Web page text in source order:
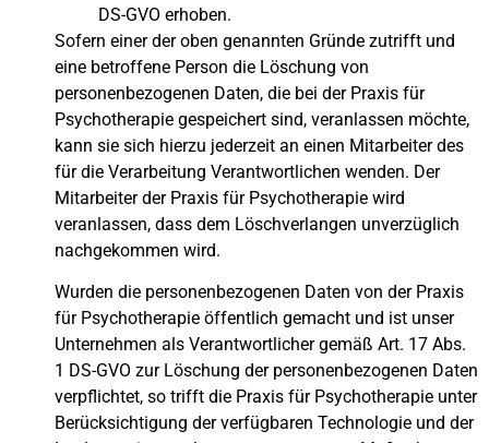
DS-GVO erhoben.
Sofern einer der oben genannten Gründe zutrifft und
eine betroffene Person die Löschung von
personenbezogenen Daten, die bei der Praxis für
Psychotherapie gespeichert sind, veranlassen möchte,
kann sie sich hierzu jederzeit an einen Mitarbeiter des
für die Verarbeitung Verantwortlichen wenden. Der
Mitarbeiter der Praxis für Psychotherapie wird
veranlassen, dass dem Löschverlangen unverzüglich
nachgekommen wird.
Wurden die personenbezogenen Daten von der Praxis
für Psychotherapie öffentlich gemacht und ist unser
Unternehmen als Verantwortlicher gemäß Art. 17 Abs.
1 DS-GVO zur Löschung der personenbezogenen Daten
verpflichtet, so trifft die Praxis für Psychotherapie unter
Berücksichtigung der verfügbaren Technologie und der